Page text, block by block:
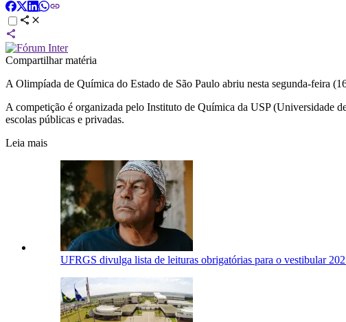
Compartilhar matéria
A Olimpíada de Química do Estado de São Paulo abriu nesta segunda-feira
A competição é organizada pelo Instituto de Química da USP (Universidade
escolas públicas e privadas.
Leia mais
UFRGS divulga lista de leituras obrigatórias para o vestibular